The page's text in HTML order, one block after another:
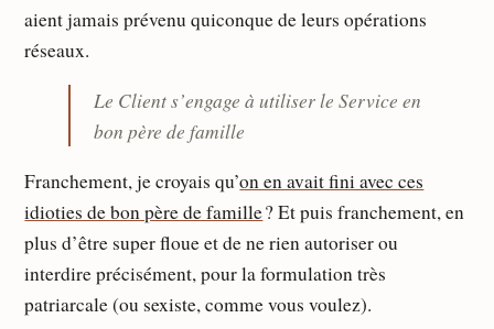
aient jamais prévenu quiconque de leurs opérations
réseaux.
Le Client s’engage à utiliser le Service en
bon père de famille
Franchement, je croyais qu’on en avait fini avec ces
idioties de bon père de famille? Et puis franchement, en
plus d’être super floue et de ne rien autoriser ou
interdire précisément, pour la formulation très
patriarcale (ou sexiste, comme vous voulez).